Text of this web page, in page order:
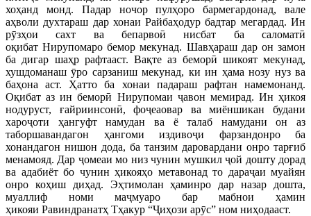
хоҳанд монд. Падар ночор пулҳоро бармегардонад, вале
аҳволи духтараш дар хонаи Райбаҳодур бадтар мегардад. Ин
рӯзҳои сахт ва бепарвоӣ нисбат ба саломатӣ
оқибат Нирупомаро бемор мекунад. Шавҳараш дар он замон
ба дигар шаҳр рафтааст. Вақте аз беморӣ шикоят мекунад,
хушдоманаш ӯро сарзаниш мекунад, ки ин ҳама нозу нуз ва
баҳона аст. Ҳатто ба хонаи падараш рафтан намемонанд.
Оқибат аз ин беморӣ Нирупомаи ҷавон мемирад. Ин ҳикоя
нодуруст, ғайриинсонӣ, фоҷеаовар ва миёншикан будани
хароҷоти ҳангуфт намудан ва ё талаб намудани он аз
таборшавандагон ҳангоми издивоҷи фарзандонро ба
хонандагон нишон дода, ба танзим даровардани онро тарғиб
менамояд. Дар ҷомеаи мо низ чунин мушкил ҷой дошту дорад
ва адабиёт бо чунин ҳикояҳо метавонад то дараҷаи муайян
онро коҳиш диҳад. Эҳтимолан ҳаминро дар назар дошта,
муаллиф номи маҷмуаро бар мабнои ҳамин
ҳикояи Равиндранатҳ Тҳакур “Ҷиҳози арӯс” ном ниҳодааст.